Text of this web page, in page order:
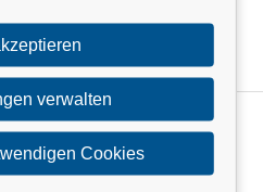
verwalten
Cookies